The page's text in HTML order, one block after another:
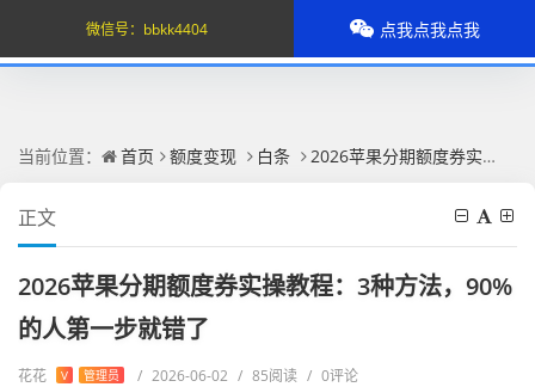
当前位置： 首页 额度变现 白条 2026苹果分期额度券实操教程：3种方法，90%的人第一步就错了
正文
2026苹果分期额度券实操教程：3种方法，90%
的人第一步就错了
花花 V 管理员 / 2026-06-02 / 85阅读 / 0评论
微信号： bbkk4404 点我点我点我